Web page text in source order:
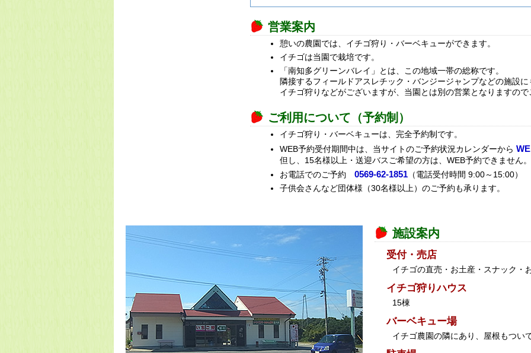
営業案内
憩いの農園では、イチゴ狩り・バーベキューができます。
イチゴは当園で栽培です。
「南知多グリーンバレイ」とは、この地域一帯の総称です。
隣接するフィールドアスレチック・バンジージャンプなどの施設に
イチゴ狩りなどがございますが、当園とは別の営業となりますの
ご利用について（予約制）
イチゴ狩り・バーベキューは、完全予約制です。
WEB予約受付期間中は、当サイトのご予約状況カレンダーから
但し、15名様以上・送迎バスご希望の方は、WEB予約できません
お電話でのご予約 0569-62-1851 （電話受付時間 9:00～15:00）
子供会さんなど団体様（30名様以上）のご予約も承ります。
施設案内
受付・売店
イチゴの直売・お土産・スナック・
イチゴ狩りハウス
15棟
バーベキュー場
イチゴ農園の隣にあり、屋根もつい